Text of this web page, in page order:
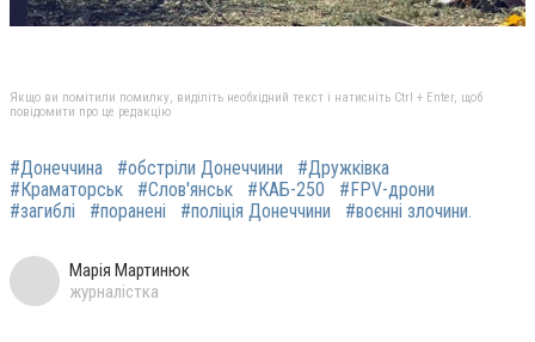
Якщо ви помітили помилку, виділіть необхідний текст і натисніть Ctrl + Enter, щоб
повідомити про це редакцію
#Донеччина #обстріли Донеччини
#Дружківка
#Краматорськ
#Слов'янськ #КАБ-250
#FPV-дрони
#загиблі
#поранені #поліція Донеччини #воєнні злочини.
Марія Мартинюк
журналістка